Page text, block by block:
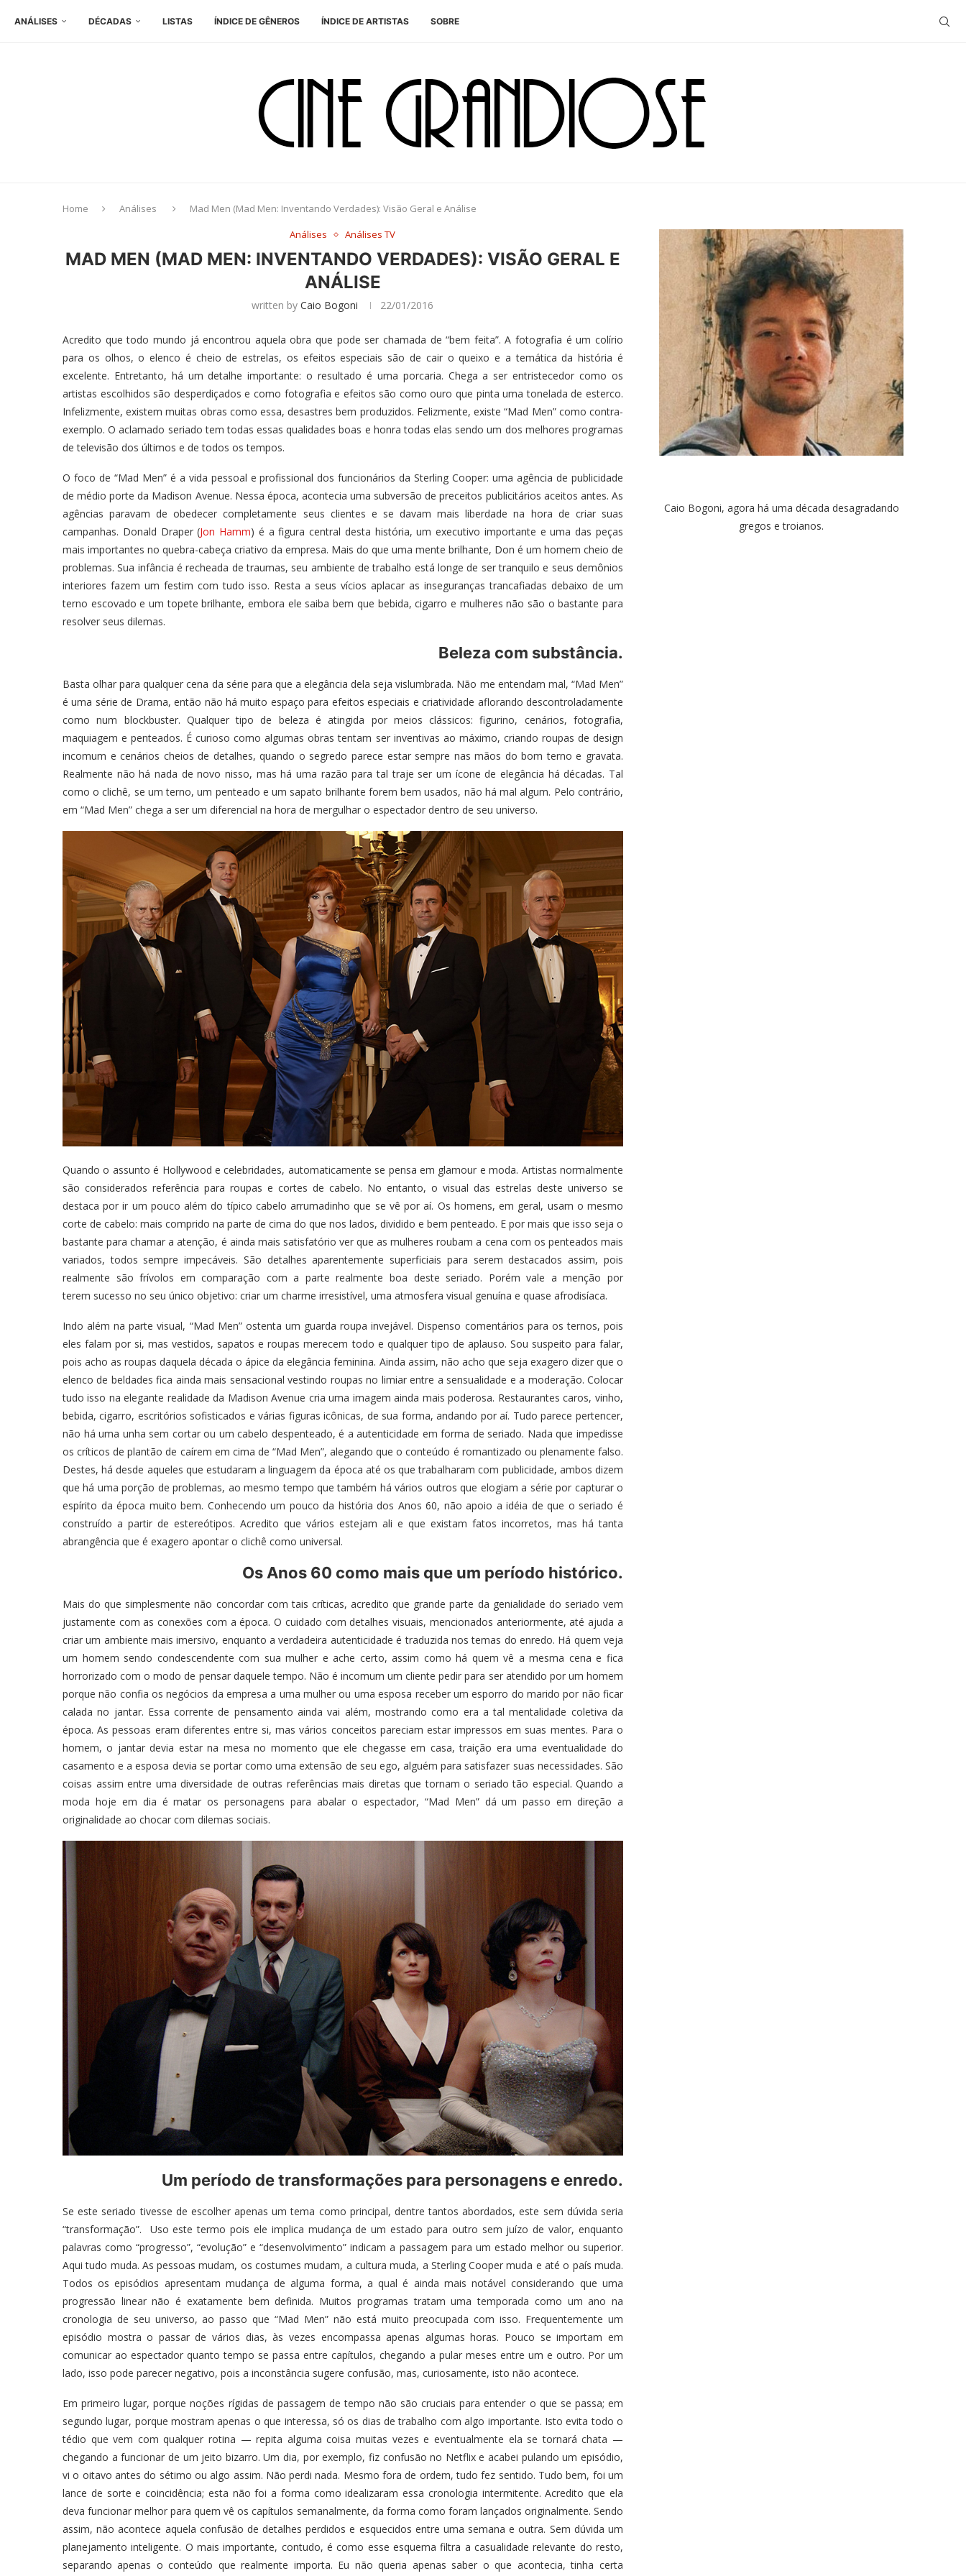
ANÁLISES DÉCADAS LISTAS ÍNDICE DE GÊNEROS ÍNDICE DE ARTISTAS SOBRE
Home Análises
Mad Men (Mad Men: Inventando Verdades): Visão Geral e Análise
Análises
Análises TV
MAD MEN (MAD MEN: INVENTANDO VERDADES): VISÃO GERAL E
ANÁLISE
written byCaio Bogoni 22/01/2016
Acredito que todo mundo já encontrou aquela obra que pode ser chamada de “bem feita”. A fotografia é um colírio
para os olhos, o elenco é cheio de estrelas, os efeitos especiais são de cair o queixo e a temática da história é
excelente. Entretanto, há um detalhe importante: o resultado é uma porcaria. Chega a ser entristecedor como os
artistas escolhidos são desperdiçados e como fotografia e efeitos são como ouro que pinta uma tonelada de esterco.
Infelizmente, existem muitas obras como essa, desastres bem produzidos. Felizmente, existe “Mad Men” como contra-
exemplo. O aclamado seriado tem todas essas qualidades boas e honra todas elas sendo um dos melhores programas
de televisão dos últimos e de todos os tempos.
O foco de “Mad Men” é a vida pessoal e profissional dos funcionários da Sterling Cooper: uma agência de publicidade
de médio porte da Madison Avenue. Nessa época, acontecia uma subversão de preceitos publicitários aceitos antes. As
agências paravam de obedecer completamente seus clientes e se davam mais liberdade na hora de criar suas
campanhas. Donald Draper (Jon Hamm) é a figura central desta história, um executivo importante e uma das peças
mais importantes no quebra-cabeça criativo da empresa. Mais do que uma mente brilhante, Don é um homem cheio de
problemas. Sua infância é recheada de traumas, seu ambiente de trabalho está longe de ser tranquilo e seus demônios
interiores fazem um festim com tudo isso. Resta a seus vícios aplacar as inseguranças trancafiadas debaixo de um
terno escovado e um topete brilhante, embora ele saiba bem que bebida, cigarro e mulheres não são o bastante para
resolver seus dilemas.
Beleza com substância.
Basta olhar para qualquer cena da série para que a elegância dela seja vislumbrada. Não me entendam mal, “Mad Men”
é uma série de Drama, então não há muito espaço para efeitos especiais e criatividade aflorando descontroladamente
como num blockbuster. Qualquer tipo de beleza é atingida por meios clássicos: figurino, cenários, fotografia,
maquiagem e penteados. É curioso como algumas obras tentam ser inventivas ao máximo, criando roupas de design
incomum e cenários cheios de detalhes, quando o segredo parece estar sempre nas mãos do bom terno e gravata.
Realmente não há nada de novo nisso, mas há uma razão para tal traje ser um ícone de elegância há décadas. Tal
como o clichê, se um terno, um penteado e um sapato brilhante forem bem usados, não há mal algum. Pelo contrário,
em “Mad Men” chega a ser um diferencial na hora de mergulhar o espectador dentro de seu universo.
Quando o assunto é Hollywood e celebridades, automaticamente se pensa em glamour e moda. Artistas normalmente
são considerados referência para roupas e cortes de cabelo. No entanto, o visual das estrelas deste universo se
destaca por ir um pouco além do típico cabelo arrumadinho que se vê por aí. Os homens, em geral, usam o mesmo
corte de cabelo: mais comprido na parte de cima do que nos lados, dividido e bem penteado. E por mais que isso seja o
bastante para chamar a atenção, é ainda mais satisfatório ver que as mulheres roubam a cena com os penteados mais
variados, todos sempre impecáveis. São detalhes aparentemente superficiais para serem destacados assim, pois
realmente são frívolos em comparação com a parte realmente boa deste seriado. Porém vale a menção por
terem sucesso no seu único objetivo: criar um charme irresistível, uma atmosfera visual genuína e quase afrodisíaca.
Indo além na parte visual, “Mad Men” ostenta um guarda roupa invejável. Dispenso comentários para os ternos, pois
eles falam por si, mas vestidos, sapatos e roupas merecem todo e qualquer tipo de aplauso. Sou suspeito para falar,
pois acho as roupas daquela década o ápice da elegância feminina. Ainda assim, não acho que seja exagero dizer que o
elenco de beldades fica ainda mais sensacional vestindo roupas no limiar entre a sensualidade e a moderação. Colocar
tudo isso na elegante realidade da Madison Avenue cria uma imagem ainda mais poderosa. Restaurantes caros, vinho,
bebida, cigarro, escritórios sofisticados e várias figuras icônicas, de sua forma, andando por aí. Tudo parece pertencer,
não há uma unha sem cortar ou um cabelo despenteado, é a autenticidade em forma de seriado. Nada que impedisse
os críticos de plantão de caírem em cima de “Mad Men”, alegando que o conteúdo é romantizado ou plenamente falso.
Destes, há desde aqueles que estudaram a linguagem da época até os que trabalharam com publicidade, ambos dizem
que há uma porção de problemas, ao mesmo tempo que também há vários outros que elogiam a série por capturar o
espírito da época muito bem. Conhecendo um pouco da história dos Anos 60, não apoio a idéia de que o seriado é
construído a partir de estereótipos. Acredito que vários estejam ali e que existam fatos incorretos, mas há tanta
abrangência que é exagero apontar o clichê como universal.
Os Anos 60 como mais que um período histórico.
Mais do que simplesmente não concordar com tais críticas, acredito que grande parte da genialidade do seriado vem
justamente com as conexões com a época. O cuidado com detalhes visuais, mencionados anteriormente, até ajuda a
criar um ambiente mais imersivo, enquanto a verdadeira autenticidade é traduzida nos temas do enredo. Há quem veja
um homem sendo condescendente com sua mulher e ache certo, assim como há quem vê a mesma cena e fica
horrorizado com o modo de pensar daquele tempo. Não é incomum um cliente pedir para ser atendido por um homem
porque não confia os negócios da empresa a uma mulher ou uma esposa receber um esporro do marido por não ficar
calada no jantar. Essa corrente de pensamento ainda vai além, mostrando como era a tal mentalidade coletiva da
época. As pessoas eram diferentes entre si, mas vários conceitos pareciam estar impressos em suas mentes. Para o
homem, o jantar devia estar na mesa no momento que ele chegasse em casa, traição era uma eventualidade do
casamento e a esposa devia se portar como uma extensão de seu ego, alguém para satisfazer suas necessidades. São
coisas assim entre uma diversidade de outras referências mais diretas que tornam o seriado tão especial. Quando a
moda hoje em dia é matar os personagens para abalar o espectador, “Mad Men” dá um passo em direção a
originalidade ao chocar com dilemas sociais.
Um período de transformações para personagens e enredo.
Se este seriado tivesse de escolher apenas um tema como principal, dentre tantos abordados, este sem dúvida seria
“transformação”. Uso este termo pois ele implica mudança de um estado para outro sem juízo de valor, enquanto
palavras como “progresso”, “evolução” e “desenvolvimento” indicam a passagem para um estado melhor ou superior.
Aqui tudo muda. As pessoas mudam, os costumes mudam, a cultura muda, a Sterling Cooper muda e até o país muda.
Todos os episódios apresentam mudança de alguma forma, a qual é ainda mais notável considerando que uma
progressão linear não é exatamente bem definida. Muitos programas tratam uma temporada como um ano na
cronologia de seu universo, ao passo que “Mad Men” não está muito preocupada com isso. Frequentemente um
episódio mostra o passar de vários dias, às vezes encompassa apenas algumas horas. Pouco se importam em
comunicar ao espectador quanto tempo se passa entre capítulos, chegando a pular meses entre um e outro. Por um
lado, isso pode parecer negativo, pois a inconstância sugere confusão, mas, curiosamente, isto não acontece.
Em primeiro lugar, porque noções rígidas de passagem de tempo não são cruciais para entender o que se passa; em
segundo lugar, porque mostram apenas o que interessa, só os dias de trabalho com algo importante. Isto evita todo o
tédio que vem com qualquer rotina — repita alguma coisa muitas vezes e eventualmente ela se tornará chata —
chegando a funcionar de um jeito bizarro. Um dia, por exemplo, fiz confusão no Netflix e acabei pulando um episódio,
vi o oitavo antes do sétimo ou algo assim. Não perdi nada. Mesmo fora de ordem, tudo fez sentido. Tudo bem, foi um
lance de sorte e coincidência; esta não foi a forma como idealizaram essa cronologia intermitente. Acredito que ela
deva funcionar melhor para quem vê os capítulos semanalmente, da forma como foram lançados originalmente. Sendo
assim, não acontece aquela confusão de detalhes perdidos e esquecidos entre uma semana e outra. Sem dúvida um
planejamento inteligente. O mais importante, contudo, é como esse esquema filtra a casualidade relevante do resto,
separando apenas o conteúdo que realmente importa. Eu não queria apenas saber o que acontecia, tinha certa
Caio Bogoni, agora há uma década desagradando
gregos e troianos.